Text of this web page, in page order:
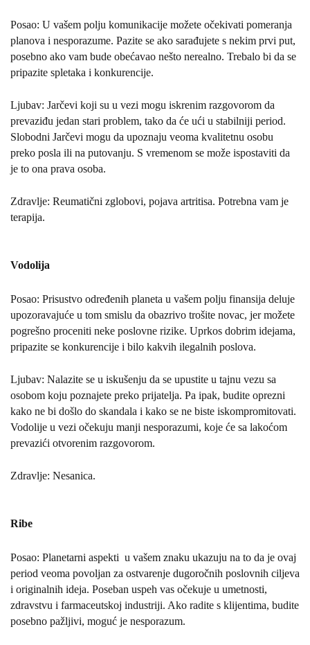
Posao: U vašem polju komunikacije možete očekivati pomeranja
planova i nesporazume. Pazite se ako sarađujete s nekim prvi put,
posebno ako vam bude obećavao nešto nerealno. Trebalo bi da se
pripazite spletaka i konkurencije.
Ljubav: Jarčevi koji su u vezi mogu iskrenim razgovorom da
prevaziđu jedan stari problem, tako da će ući u stabilniji period.
Slobodni Jarčevi mogu da upoznaju veoma kvalitetnu osobu
preko posla ili na putovanju. S vremenom se može ispostaviti da
je to ona prava osoba.
Zdravlje: Reumatični zglobovi, pojava artritisa. Potrebna vam je
terapija.
Vodolija
Posao: Prisustvo određenih planeta u vašem polju finansija deluje
upozoravajuće u tom smislu da obazrivo trošite novac, jer možete
pogrešno proceniti neke poslovne rizike. Uprkos dobrim idejama,
pripazite se konkurencije i bilo kakvih ilegalnih poslova.
Ljubav: Nalazite se u iskušenju da se upustite u tajnu vezu sa
osobom koju poznajete preko prijatelja. Pa ipak, budite oprezni
kako ne bi došlo do skandala i kako se ne biste iskompromitovati.
Vodolije u vezi očekuju manji nesporazumi, koje će sa lakoćom
prevazići otvorenim razgovorom.
Zdravlje: Nesanica.
Ribe
Posao: Planetarni aspekti u vašem znaku ukazuju na to da je ovaj
period veoma povoljan za ostvarenje dugoročnih poslovnih ciljeva
i originalnih ideja. Poseban uspeh vas očekuje u umetnosti,
zdravstvu i farmaceutskoj industriji. Ako radite s klijentima, budite
posebno pažljivi, moguć je nesporazum.